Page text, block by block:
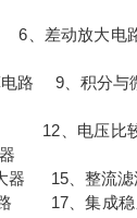
、差动放大
电路 9、积分
12、电压
器 15、整流滤
路 17、集